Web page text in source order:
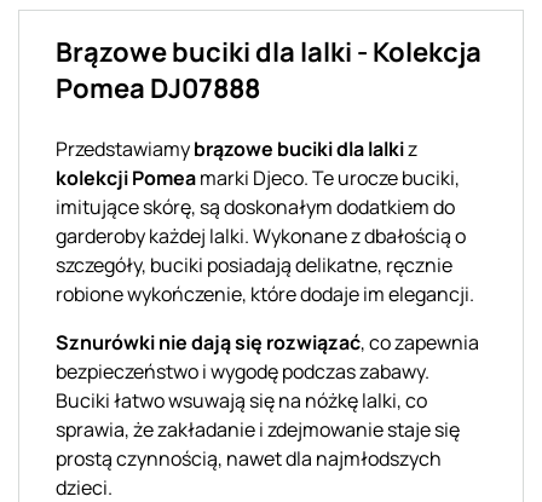
Brązowe buciki dla lalki - Kolekcja
Pomea DJ07888
Przedstawiamybrązowe buciki dla lalkiz
kolekcji Pomeamarki Djeco. Te urocze buciki,
imitujące skórę, są doskonałym dodatkiem do
garderoby każdej lalki. Wykonane z dbałością o
szczegóły, buciki posiadają delikatne, ręcznie
robione wykończenie, które dodaje im elegancji.
Sznurówki nie dają się rozwiązać, co zapewnia
bezpieczeństwo i wygodę podczas zabawy.
Buciki łatwo wsuwają się na nóżkę lalki, co
sprawia, że zakładanie i zdejmowanie staje się
prostą czynnością, nawet dla najmłodszych
dzieci.